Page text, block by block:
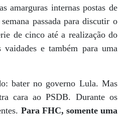
amarguras internas postas de
passada para discutir o
de cinco até a realização do
e também para uma
bater no governo Lula. Mas
cara ao PSDB. Durante os
Para FHC, somente uma